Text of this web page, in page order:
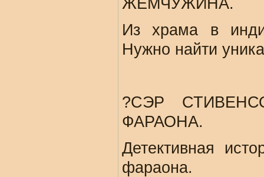
ЖЕМЧУЖИНА.
Из храма в
Нужно найти
?СЭР
ФАРАОНА.
Детективная
фараона.